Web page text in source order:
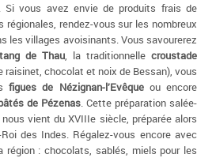
Si vous avez envie de produits frais de
rendez-vous sur les nombreux
les villages avoisinants. Vous savourerez
de Thau, la traditionnellecroustade
raisinet, chocolat et noix de Bessan), vous
figues de Nézignan-l’Evêqueou encore
de Pézenas. Cette préparation salée-
vient du XVIIIe siècle, préparée alors
des Indes. Régalez-vous encore avec
: chocolats, sablés, miels pour les